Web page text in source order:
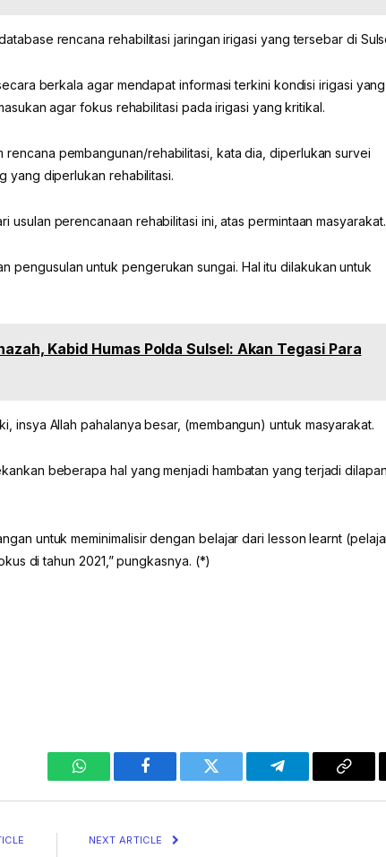
rencana rehabilitasi jaringan irigasi yang tersebar di
berkala agar mendapat informasi terkini kondisi irigasi yang
agar fokus rehabilitasi pada irigasi yang kritikal.
rencana pembangunan/rehabilitasi, kata dia, diperlukan survei
yang diperlukan rehabilitasi.
usulan perencanaan rehabilitasi ini, atas permintaan masyarakat.
pengusulan untuk pengerukan sungai. Hal itu dilakukan untuk
Kabid Humas Polda Sulsel: Akan Tegasi Para
insya Allah pahalanya besar, (membangun) untuk masyarakat.
beberapa hal yang menjadi hambatan yang terjadi
untuk meminimalisir dengan belajar dari lesson learnt
di tahun 2021,” pungkasnya. (*)
WhatsAppFacebook Twitter Telegram Copy
NEXT ARTICLE